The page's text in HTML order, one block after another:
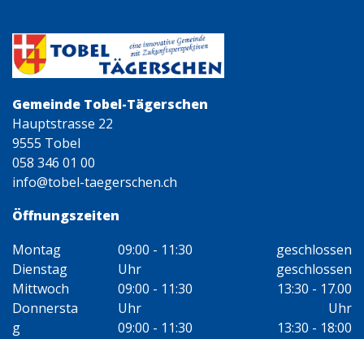
Öffnungszeiten
Gemeinde Tobel-Tägerschen
Hauptstrasse 22
9555 Tobel
058 346 01 00
info@tobel-taegerschen.ch
Montag
Dienstag
Mittwoch
Donnersta
g
09:00 - 11:30
Uhr
09:00 - 11:30
Uhr
09:00 - 11:30
geschlossen
geschlossen
13:30 - 17.00
Uhr
13:30 - 18:00